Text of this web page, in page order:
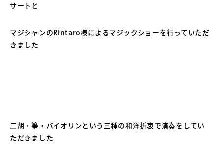
サートと
マジシャンのRintaro様によるマジックショーを行っていただ
きました
二胡・箏・バイオリンという三種の和洋折衷で演奏をしてい
ただきました